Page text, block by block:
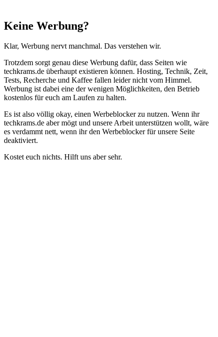
Schließen
Keine Werbung?
Klar, Werbung nervt manchmal. Das verstehen wir.
Trotzdem sorgt genau diese Werbung dafür, dass Seiten wie
techkrams.de überhaupt existieren können. Hosting, Technik, Zeit,
Tests, Recherche und Kaffee fallen leider nicht vom Himmel.
Werbung ist dabei eine der wenigen Möglichkeiten, den Betrieb
kostenlos für euch am Laufen zu halten.
Es ist also völlig okay, einen Werbeblocker zu nutzen. Wenn ihr
techkrams.de aber mögt und unsere Arbeit unterstützen wollt, wäre
es verdammt nett, wenn ihr den Werbeblocker für unsere Seite
deaktiviert.
Kostet euch nichts. Hilft uns aber sehr.